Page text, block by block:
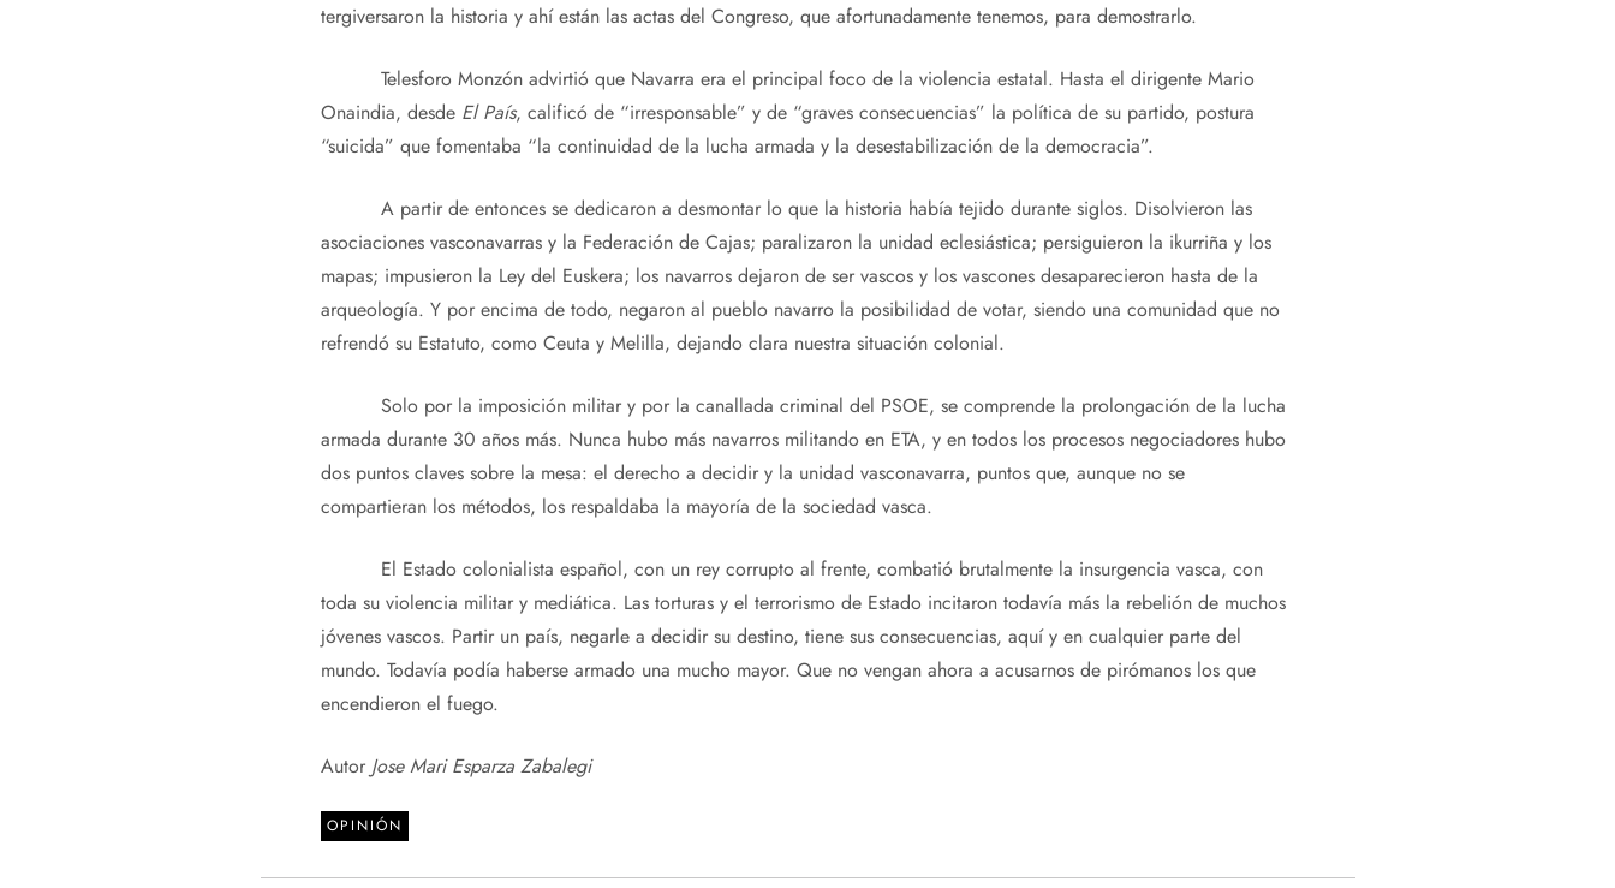
tergiversaron la historia y ahí están las actas del Congreso, que afortunadamente tenemos, para demostrarlo.
Telesforo Monzón advirtió que Navarra era el principal foco de la violencia estatal. Hasta el dirigente Mario
Onaindia, desde El País, calificó de “irresponsable” y de “graves consecuencias” la política de su partido, postura
“suicida” que fomentaba “la continuidad de la lucha armada y la desestabilización de la democracia”.
A partir de entonces se dedicaron a desmontar lo que la historia había tejido durante siglos. Disolvieron las
asociaciones vasconavarras y la Federación de Cajas; paralizaron la unidad eclesiástica; persiguieron la ikurriña y los
mapas; impusieron la Ley del Euskera; los navarros dejaron de ser vascos y los vascones desaparecieron hasta de la
arqueología. Y por encima de todo, negaron al pueblo navarro la posibilidad de votar, siendo una comunidad que no
refrendó su Estatuto, como Ceuta y Melilla, dejando clara nuestra situación colonial.
Solo por la imposición militar y por la canallada criminal del PSOE, se comprende la prolongación de la lucha
armada durante 30 años más. Nunca hubo más navarros militando en ETA, y en todos los procesos negociadores hubo
dos puntos claves sobre la mesa: el derecho a decidir y la unidad vasconavarra, puntos que, aunque no se
compartieran los métodos, los respaldaba la mayoría de la sociedad vasca.
El Estado colonialista español, con un rey corrupto al frente, combatió brutalmente la insurgencia vasca, con
toda su violencia militar y mediática. Las torturas y el terrorismo de Estado incitaron todavía más la rebelión de muchos
jóvenes vascos. Partir un país, negarle a decidir su destino, tiene sus consecuencias, aquí y en cualquier parte del
mundo. Todavía podía haberse armado una mucho mayor. Que no vengan ahora a acusarnos de pirómanos los que
encendieron el fuego.
Autor Jose Mari Esparza Zabalegi
OPINIÓN